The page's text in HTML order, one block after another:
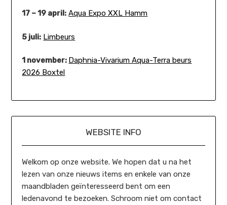
17 – 19 april: Aqua Expo XXL Hamm
5 juli: Limbeurs
1 november: Daphnia-Vivarium Aqua-Terra beurs
2026 Boxtel
WEBSITE INFO
Welkom op onze website. We hopen dat u na het
lezen van onze nieuws items en enkele van onze
maandbladen geïnteresseerd bent om een
ledenavond te bezoeken. Schroom niet om contact